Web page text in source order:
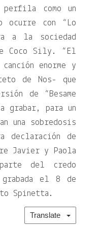
como un
ocurre con “Lo
a la sociedad
Coco Sily. “El
enorme y
de Nos- que
de “Besame
grabar, para un
una sobredosis
declaración de
Javier y Paola
del credo
el 8 de
Spinetta.
Translate